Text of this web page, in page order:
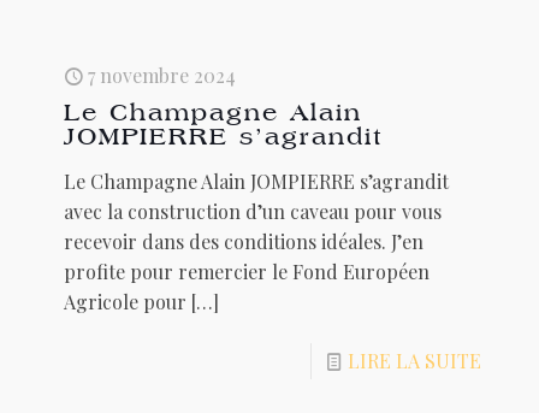
7 novembre 2024
Le Champagne Alain
JOMPIERRE s’agrandit
Le Champagne Alain JOMPIERRE s’agrandit
avec la construction d’un caveau pour vous
recevoir dans des conditions idéales. J’en
profite pour remercier le Fond Européen
Agricole pour […]
LIRE LA SUITE